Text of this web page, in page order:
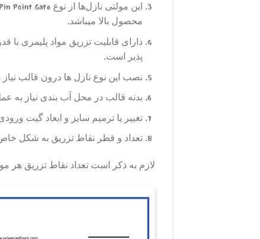
محصول بالا میباشد.
پذیر است.
نصب این نوع نازل ها درون قالب
بدنه قالب در محل آب بندی نیاز به
تغییر یا ترمیم سایز و ابعاد گیت
تعداد و قطر نقاط تزریق به شکل
لازم به ذکر است تعداد نقاط تزریق هر مولتی نازل حداکثر تا 8 می‌­باشد و در ارتفاع‌های متنوع